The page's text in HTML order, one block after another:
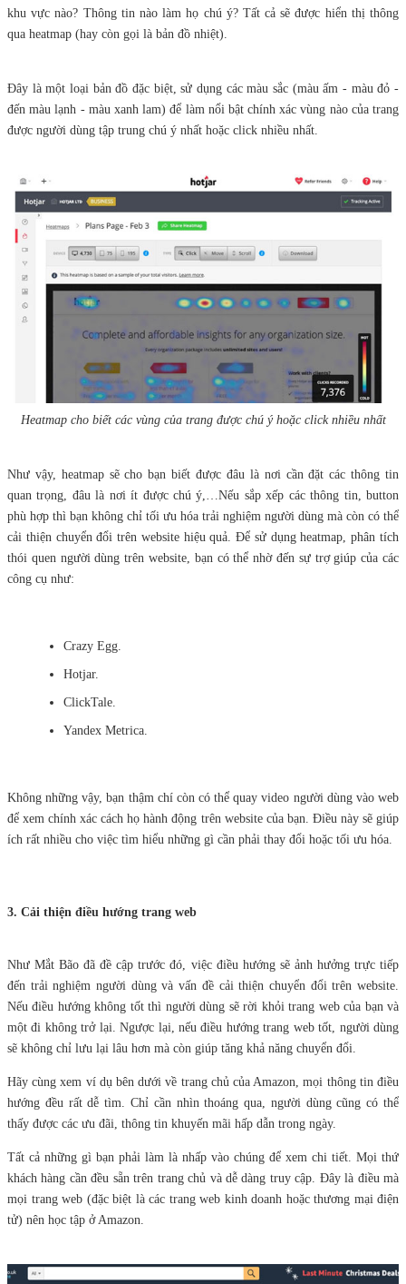
khu vực nào? Thông tin nào làm họ chú ý? Tất cả sẽ được hiển thị thông
qua heatmap (hay còn gọi là bản đồ nhiệt).
Đây là một loại bản đồ đặc biệt, sử dụng các màu sắc (màu ấm - màu đỏ -
đến màu lạnh - màu xanh lam) để làm nổi bật chính xác vùng nào của trang
được người dùng tập trung chú ý nhất hoặc click nhiều nhất.
Heatmap cho biết các vùng của trang được chú ý hoặc click nhiều nhất
Như vậy, heatmap sẽ cho bạn biết được đâu là nơi cần đặt các thông tin
quan trọng, đâu là nơi ít được chú ý,…Nếu sắp xếp các thông tin, button
phù hợp thì bạn không chỉ tối ưu hóa trải nghiệm người dùng mà còn có thể
cải thiện chuyển đổi trên website hiệu quả. Để sử dụng heatmap, phân tích
thói quen người dùng trên website, bạn có thể nhờ đến sự trợ giúp của các
công cụ như:
Crazy Egg.
Hotjar.
ClickTale.
Yandex Metrica.
Không những vậy, bạn thậm chí còn có thể quay video người dùng vào web
để xem chính xác cách họ hành động trên website của bạn. Điều này sẽ giúp
ích rất nhiều cho việc tìm hiểu những gì cần phải thay đổi hoặc tối ưu hóa.
3. Cải thiện điều hướng trang web
Như Mắt Bão đã đề cập trước đó, việc điều hướng sẽ ảnh hưởng trực tiếp
đến trải nghiệm người dùng và vấn đề cải thiện chuyển đổi trên website.
Nếu điều hướng không tốt thì người dùng sẽ rời khỏi trang web của bạn và
một đi không trở lại. Ngược lại, nếu điều hướng trang web tốt, người dùng
sẽ không chỉ lưu lại lâu hơn mà còn giúp tăng khả năng chuyển đổi.
Hãy cùng xem ví dụ bên dưới về trang chủ của Amazon, mọi thông tin điều
hướng đều rất dễ tìm. Chỉ cần nhìn thoáng qua, người dùng cũng có thể
thấy được các ưu đãi, thông tin khuyến mãi hấp dẫn trong ngày.
Tất cả những gì bạn phải làm là nhấp vào chúng để xem chi tiết. Mọi thứ
khách hàng cần đều sẵn trên trang chủ và dễ dàng truy cập. Đây là điều mà
mọi trang web (đặc biệt là các trang web kinh doanh hoặc thương mại điện
tử) nên học tập ở Amazon.